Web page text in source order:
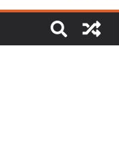
อ่าวไทย ครั้งที่